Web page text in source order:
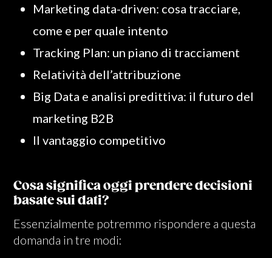
Marketing data-driven: cosa tracciare,
come e per quale intento
Tracking Plan: un piano di tracciament
Relatività dell’attribuzione
Big Data e analisi predittiva: il futuro del
marketing B2B
Il vantaggio competitivo
Cosa significa oggi prendere decisioni
basate sui dati?
Essenzialmente potremmo rispondere a questa
domanda in tre modi: